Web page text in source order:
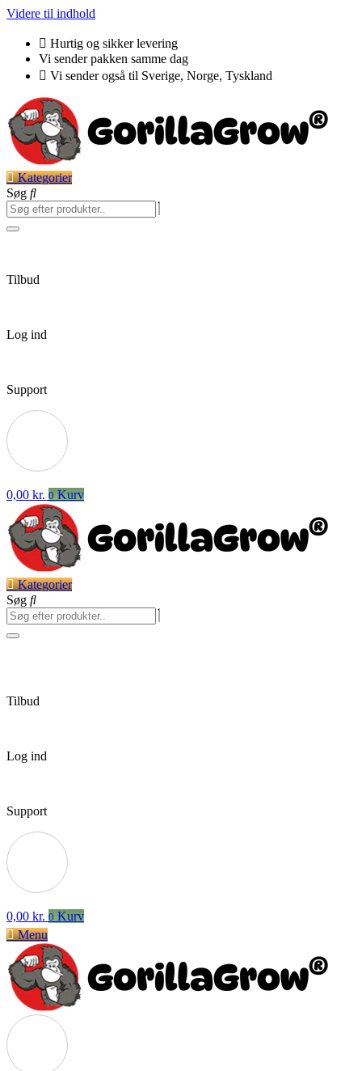
Videre til indhold
Hurtig og sikker levering
Vi sender pakken samme dag
Vi sender også til Sverige, Norge, Tyskland
Kategorier
Søg
Tilbud
Log ind
Support
0,00 kr. 0 Kurv
Kategorier
Søg
Tilbud
Log ind
Support
0,00 kr. 0 Kurv
Menu